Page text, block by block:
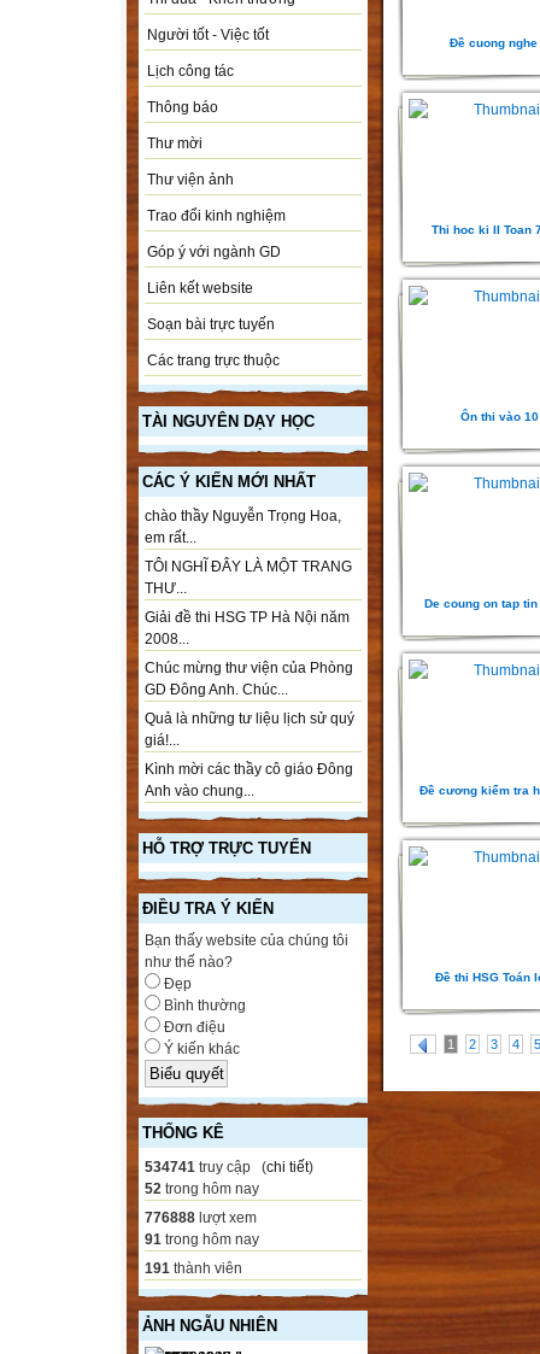
Người tốt - Việc tốt
Lịch công tác
Thông báo
Thư mời
Thư viện ảnh
Trao đổi kinh nghiệm
Góp ý với ngành GD
Liên kết website
Soạn bài trực tuyến
Các trang trực thuộc
TÀI NGUYÊN DẠY HỌC
CÁC Ý KIẾN MỚI NHẤT
chào thầy Nguyễn Trọng Hoa,
em rất...
TÔI NGHĨ ĐÂY LÀ MỘT TRANG
THƯ...
Giải đề thi HSG TP Hà Nội năm
2008...
Chúc mừng thư viện của Phòng
GD Đông Anh. Chúc...
Quả là những tư liệu lịch sử quý
giá!...
Kình mời các thầy cô giáo Đông
Anh vào chung...
HỖ TRỢ TRỰC TUYẾN
ĐIỀU TRA Ý KIẾN
Bạn thấy website của chúng tôi
như thế nào?
Đẹp
Bình thường
Đơn điệu
Ý kiến khác
THỐNG KÊ
534741 truy cập (chi tiết)
52 trong hôm nay
776888 lượt xem
91 trong hôm nay
191 thành viên
ẢNH NGẪU NHIÊN
Đề cuong nghe
Thi hoc ki II Toan
Ôn thi vào 10
De coung on tap
Đề cương kiểm tra
Ðề thi HSG Toán
1 2 3 4 5